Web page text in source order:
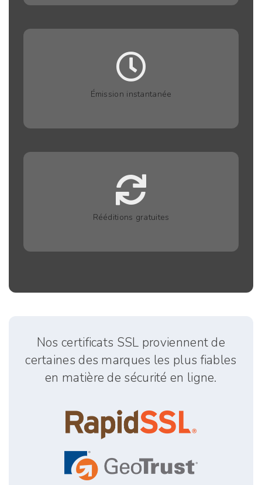
Émission instantanée
Rééditions gratuites
Nos certificats SSL proviennent de
certaines des marques les plus fiables
en matière de sécurité en ligne.